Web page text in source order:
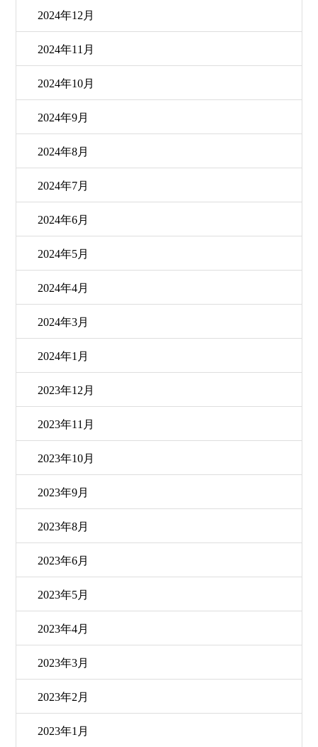
2024年12月
2024年11月
2024年10月
2024年9月
2024年8月
2024年7月
2024年6月
2024年5月
2024年4月
2024年3月
2024年1月
2023年12月
2023年11月
2023年10月
2023年9月
2023年8月
2023年6月
2023年5月
2023年4月
2023年3月
2023年2月
2023年1月